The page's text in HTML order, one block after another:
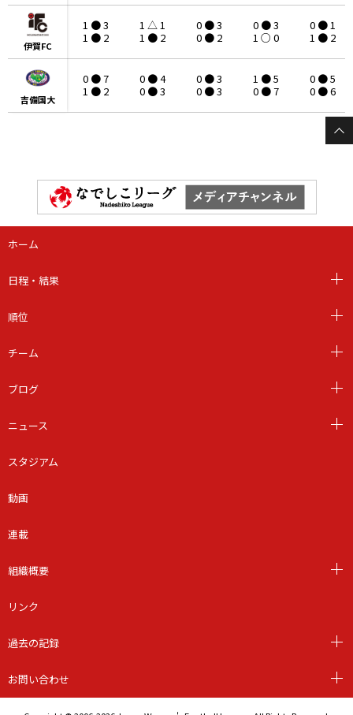
伊賀FC
1 ● 3
1 ● 2
1 △ 1
1 ● 2
0 ● 3
0 ● 2
0 ● 3
1 ○ 0
0 ● 1
1 ● 2
吉備国大
0 ● 7
1 ● 2
0 ● 4
0 ● 3
0 ● 3
0 ● 3
1 ● 5
0 ● 7
0 ● 5
0 ● 6
伊賀FC
吉備国大
ホーム
日程・結果
順位
チーム
ブログ
ニュース
スタジアム
動画
連載
組織概要
リンク
過去の記録
お問い合わせ